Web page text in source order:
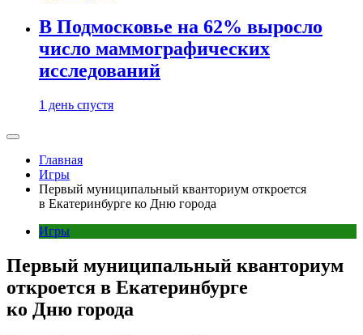
В Подмосковье на 62% выросло
число маммографических
исследований
1 день спустя
Главная
Игры
Первый муниципальный кванториум откроется
в Екатеринбурге ко Дню города
Игры
Первый муниципальный кванториум
откроется в Екатеринбурге
ко Дню города